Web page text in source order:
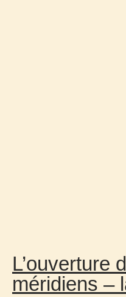
L’ouverture
méridiens –